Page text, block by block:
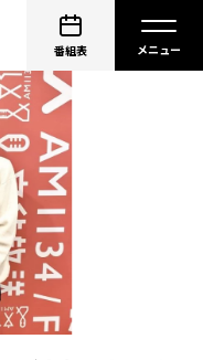
番組表